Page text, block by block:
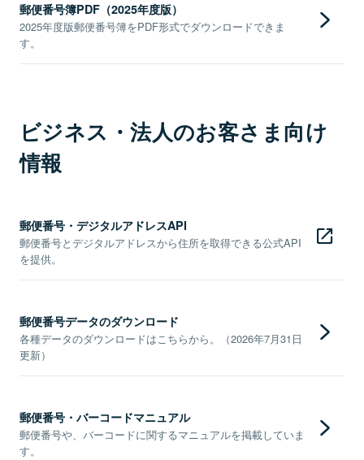
郵便番号簿PDF（2025年度版）
2025年度版郵便番号簿をPDF形式でダウンロードできま
す。
ビジネス・法人のお客さま向け
情報
郵便番号・デジタルアドレスAPI
郵便番号とデジタルアドレスから住所を取得できる公式API
を提供。
郵便番号データのダウンロード
各種データのダウンロードはこちらから。（2026年7月31日
更新）
郵便番号・バーコードマニュアル
郵便番号や、バーコードに関するマニュアルを掲載していま
す。